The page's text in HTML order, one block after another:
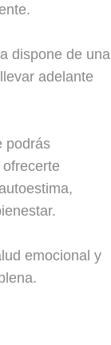
dispone de una
adelante
podrás
emocional y